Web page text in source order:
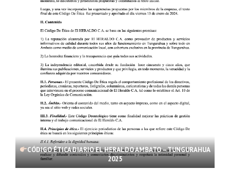
CÓDIGO ÉTICA DIARIO EL HERALDO AMBATO – TUNGURAHUA
2025